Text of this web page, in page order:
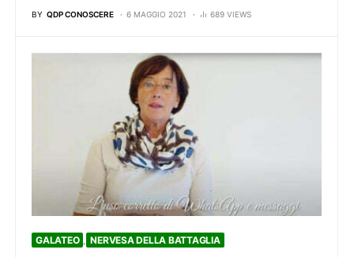
BY QDP CONOSCERE 6 MAGGIO 2021 689 VIEWS
GALATEO NERVESA DELLA BATTAGLIA